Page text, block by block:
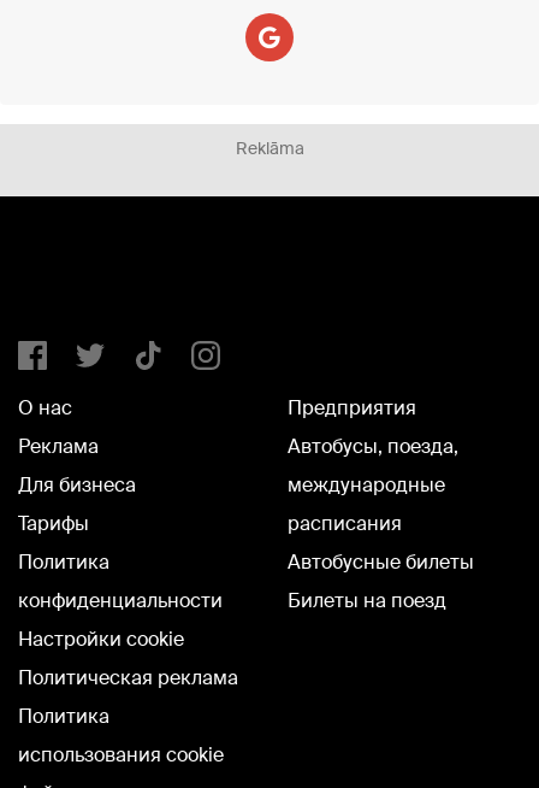
Reklāma
О нас
Реклама
Для бизнеса
Тарифы
Политика
конфиденциальности
Настройки cookie
Политическая реклама
Политика
использования cookie
Предприятия
Автобусы, поезда,
международные
расписания
Автобусные билеты
Билеты на поезд